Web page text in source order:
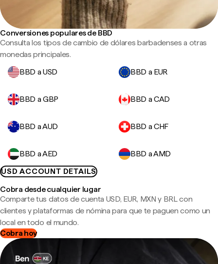
Conversiones populares de BBD
Consulta los tipos de cambio de dólares barbadenses a otras
monedas principales.
BBD a USD
BBD a EUR
BBD a GBP BBD a CAD
BBD a AUD BBD a CHF
BBD a AED
BBD a AMD
USD ACCOUNT DETAILS
Cobra desde cualquier lugar
Comparte tus datos de cuenta USD, EUR, MXN y BRL con
clientes y plataformas de nómina para que te paguen como un
local en todo el mundo.
Cobra hoy